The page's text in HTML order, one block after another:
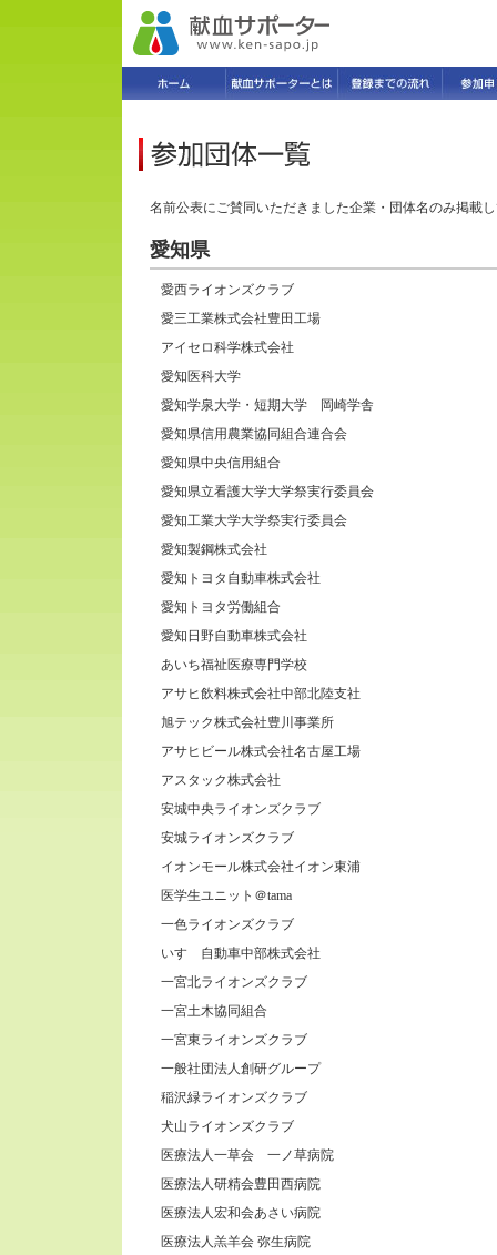
名前公表にご賛同いただきました企業・団体名のみ掲載
愛知県
愛西ライオンズクラブ
愛三工業株式会社豊田工場
アイセロ科学株式会社
愛知医科大学
愛知学泉大学・短期大学 岡崎学舎
愛知県信用農業協同組合連合会
愛知県中央信用組合
愛知県立看護大学大学祭実行委員会
愛知工業大学大学祭実行委員会
愛知製鋼株式会社
愛知トヨタ自動車株式会社
愛知トヨタ労働組合
愛知日野自動車株式会社
あいち福祉医療専門学校
アサヒ飲料株式会社中部北陸支社
旭テック株式会社豊川事業所
アサヒビール株式会社名古屋工場
アスタック株式会社
安城中央ライオンズクラブ
安城ライオンズクラブ
イオンモール株式会社イオン東浦
医学生ユニット＠tama
一色ライオンズクラブ
いすゞ自動車中部株式会社
一宮北ライオンズクラブ
一宮土木協同組合
一宮東ライオンズクラブ
一般社団法人創研グループ
稲沢緑ライオンズクラブ
犬山ライオンズクラブ
医療法人一草会 一ノ草病院
医療法人研精会豊田西病院
医療法人宏和会あさい病院
医療法人羔羊会 弥生病院